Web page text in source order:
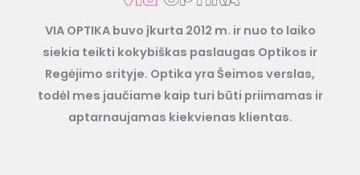
VIA OPTIKA buvo įkurta 2012 m. ir nuo to laiko
siekia teikti kokybiškas paslaugas Optikos ir
Regėjimo srityje. Optika yra Šeimos verslas,
todėl mes jaučiame kaip turi būti priimamas ir
aptarnaujamas kiekvienas klientas.